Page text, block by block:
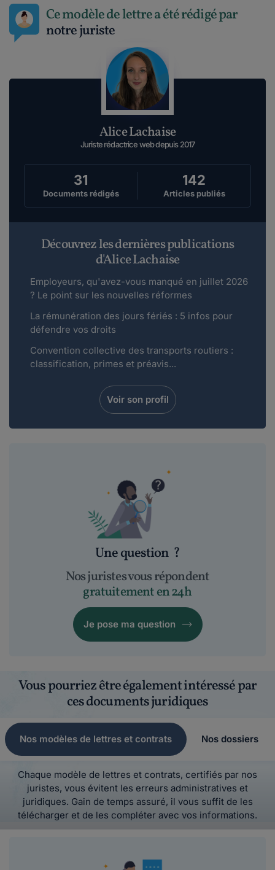
Ce modèle de lettre a été rédigé par
notre juriste
Alice Lachaise
Juriste rédactrice web depuis 2017
31
Documents rédigés
142
Articles publiés
Découvrez les dernières publications
d'Alice Lachaise
Employeurs, qu'avez-vous manqué en juillet 2026
? Le point sur les nouvelles réformes
La rémunération des jours fériés : 5 infos pour
défendre vos droits
Convention collective des transports routiers :
classification, primes et préavis...
Voir son profil
Une question ?
Nos juristes vous répondent
gratuitement en 24h
Je pose ma question
Vous pourriez être également intéressé par
ces documents juridiques
Nos modèles de lettres et contrats Nos dossiers
Chaque modèle de lettres et contrats, certifiés par nos
juristes, vous évitent les erreurs administratives et
juridiques. Gain de temps assuré, il vous suffit de les
télécharger et de les compléter avec vos informations.